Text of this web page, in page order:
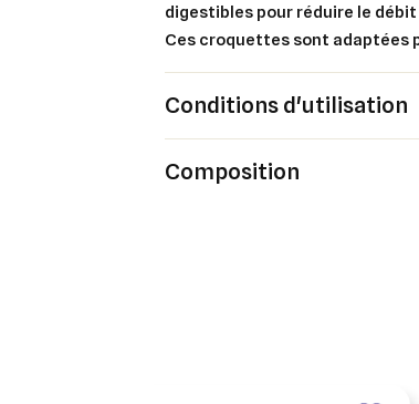
digestibles pour réduire le
Ces croquettes sont adaptées
Conditions d'utilisation
Composition